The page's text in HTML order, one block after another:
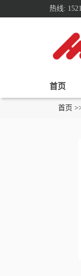
热线:
首页
首页